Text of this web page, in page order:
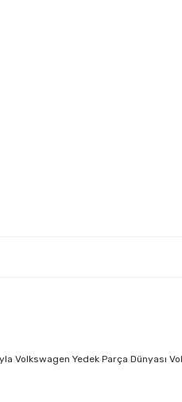
Volkswagen Yedek Parça Dünyası